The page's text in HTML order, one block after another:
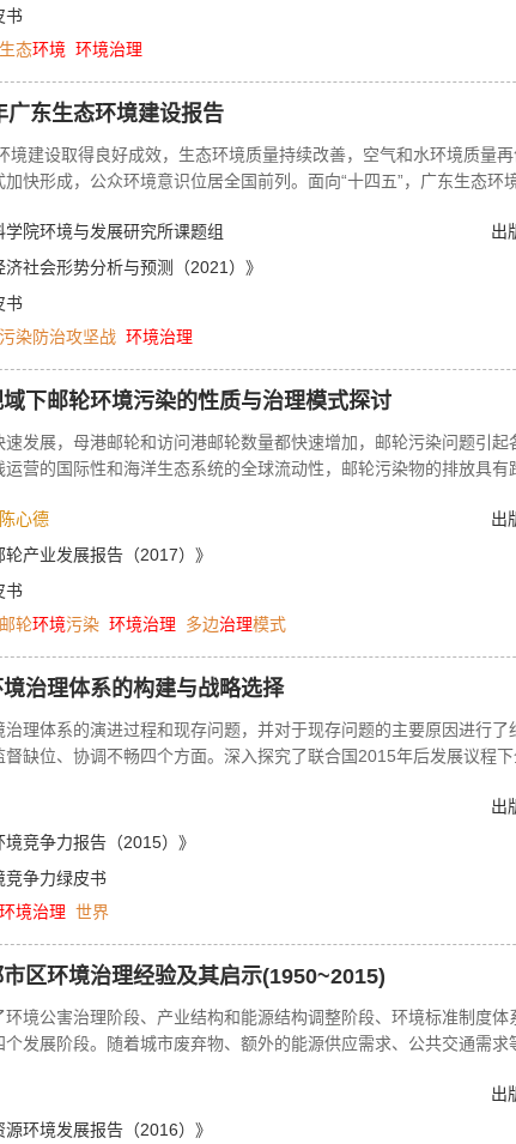
书
生态环境 环境治理
广东生态环境建设报告
境建设取得良好成效，生态环境质量持续改善，空气和水环境质量再
快形成，公众环境意识位居全国前列。面向“十四五”，广东生态环
治理体系和治理能力现代化建设。
出
院环境与发展研究所课题组
济社会形势分析与预测（2021）》
书
污染防治攻坚战 环境治理
下邮轮环境污染的性质与治理模式探讨
速发展，母港邮轮和访问港邮轮数量都快速增加，邮轮污染问题引起
营的国际性和海洋生态系统的全球流动性，邮轮污染物的排放具有
、生态安全与资源开发，分析邮轮跨国污染的流动性、复杂性、多
邮轮旅游在国际环境治理中的实践模式、实施机制和实现路径，有
出
陈心德
轮产业发展报告（2017）》
书
邮轮环境污染 环境治理 多边治理模式
治理体系的构建与战略选择
理体系的演进过程和现存问题，并对于现存问题的主要原因进行了
缺位、协调不畅四个方面。深入探究了联合国2015年后发展议程下
出
境竞争力报告（2015）》
竞争力绿皮书
环境治理 世界
区环境治理经验及其启示(1950~2015)
境公害治理阶段、产业结构和能源结构调整阶段、环境标准制度体
发展阶段。随着城市废弃物、额外的能源供应需求、公共交通需求
城，推动中心城区人口与产业活动向外围疏解是其中的一项重要内
资源配置和城市功能定位，为伦敦疏解城市环境压力做出了贡献。
出
源环境发展报告（2016）》